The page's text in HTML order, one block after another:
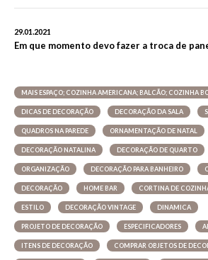
29.01.2021
Em que momento devo fazer a troca de
MAIS ESPAÇO; COZINHA AMERICANA; BALCÃO; COZINHA
DICAS DE DECORAÇÃO DECORAÇÃO DA SALA
QUADROS NA PAREDE ORNAMENTAÇÃO DE NATAL
DECORAÇÃO NATALINA DECORAÇÃO DE QUARTO
ORGANIZAÇÃO DECORAÇÃO PARA BANHEIRO
DECORAÇÃO HOME BAR CORTINA DE
ESTILO DECORAÇÃO VINTAGE DINAMICA
PROJETO DE DECORAÇÃO ESPECIFICADORES
ITENS DE DECORAÇÃO COMPRAR OBJETOS DE